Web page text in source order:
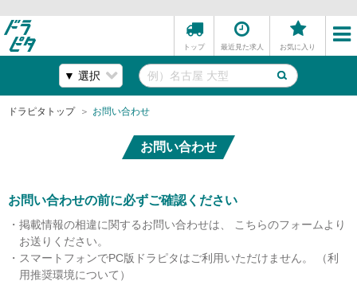
トップ 最近見た求人 お気に入り
ドラピタトップ お問い合わせ
お問い合わせ
お問い合わせの前に必ずご確認ください
掲載情報の相違に関するお問い合わせは、 こちらのフォームより
お送りください。
スマートフォンでPC版ドラピタはご利用いただけません。 （利
用推奨環境について）